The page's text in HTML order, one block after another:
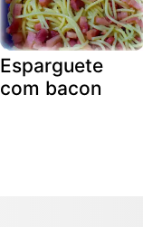
Esparguete
com bacon